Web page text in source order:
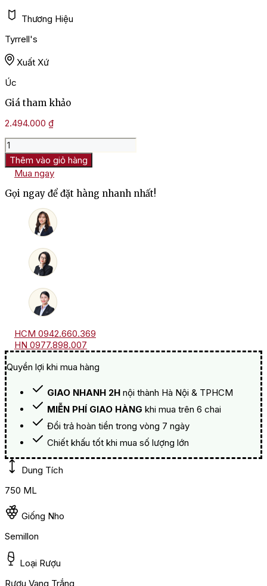
Thương Hiệu
Tyrrell's
Xuất Xứ
Úc
Giá tham khảo
2.494.000 ₫
Rượu
Vang
Úc
Tyrrell's
VAT
1
Semillon
Thêm vào giỏ hàng
Mua ngay
Gọi ngay để đặt hàng nhanh nhất!
HCM 0942.660.369
HN 0977.898.007
Quyền lợi khi mua hàng
GIAO NHANH 2H nội thành Hà Nội & TPHCM
MIỄN PHÍ GIAO HÀNG khi mua trên 6 chai
Đổi trả hoàn tiền trong vòng 7 ngày
Chiết khấu tốt khi mua số lượng lớn
Dung Tích
750 ML
Giống Nho
Semillon
Loại Rượu
Rượu Vang Trắng